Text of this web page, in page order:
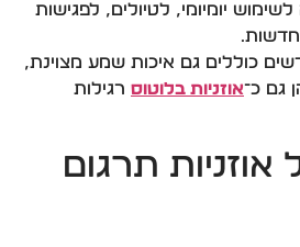
יומיומי, לטיולים, לפגישות
כוללים גם איכות שמע מצוינת,
גם כ־אוזניות בלוטוס רגילות
אוזניות תרגום